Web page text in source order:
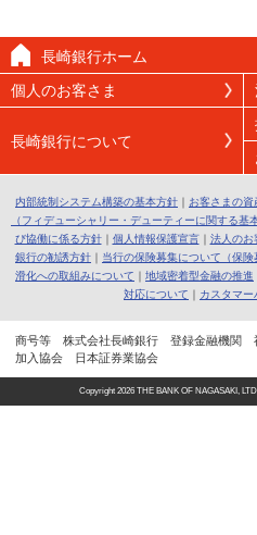
長崎銀行ホーム
個人のお客さま
長崎銀行について
内部統制システム構築の基本方針 ｜ お客さまの
（フィデューシャリー・デューティーに関する基
び協働に係る方針｜ 個人情報保護宣言｜ 法人のお
銀行の勧誘方針 ｜ 当行の保険募集について（保険
滑化への取組みについて ｜ 地域密着型金融の推進
対応について ｜ カスタマ
商号等 株式会社長崎銀行 登録金融機関
加入協会 日本証券業協会
Copyright 2026 THE BANK OF NAGASAKI,